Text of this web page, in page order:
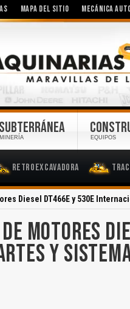
MAPA DEL SITIO MECÁNICA
Retroexcavadora
SUBTERRÁNEA
MINERÍA EQUIPOS
Diesel DT466E y 530E
MOTORES
Y